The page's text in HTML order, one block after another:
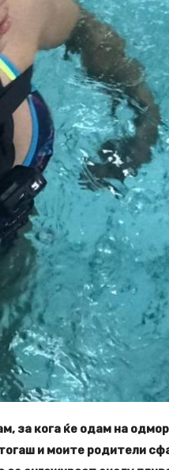
за кога ќе одам на
и моите родители